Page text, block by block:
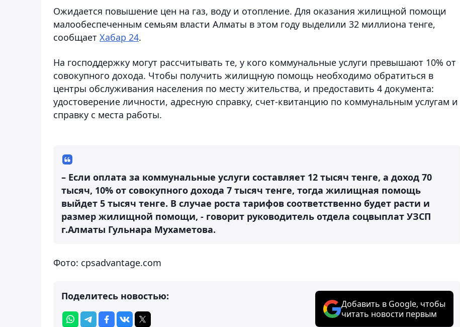
Ожидается повышение цен на газ, воду и отопление. Для оказания жилищной помощи
малообеспеченным семьям власти Алматы в этом году выделили 32 миллиона тенге,
сообщает Хабар 24.
На господдержку могут рассчитывать те, у кого коммунальные услуги превышают 10% от
совокупного дохода. Чтобы получить жилищную помощь необходимо обратиться в
центры обслуживания населения по месту жительства, и предоставить 4 документа:
удостоверение личности, адресную справку, счет-квитанцию по коммунальным услугам и
справку с места работы.
– Если оплата за коммунальные услуги составляет 12 тысяч тенге, а доход 70
тысяч, 10% от совокупного дохода 7 тысяч тенге, тогда жилищная помощь
выйдет 5 тысяч тенге. В случае роста тарифов соответственно будет расти и
размер жилищной помощи, - говорит руководитель отдела соцвыплат УЗСП
г.Алматы Гульнара Мухаметова.
Фото: cpsadvantage.com
Поделитесь новостью:
Добавить в Google, чтобы
читать новости первым